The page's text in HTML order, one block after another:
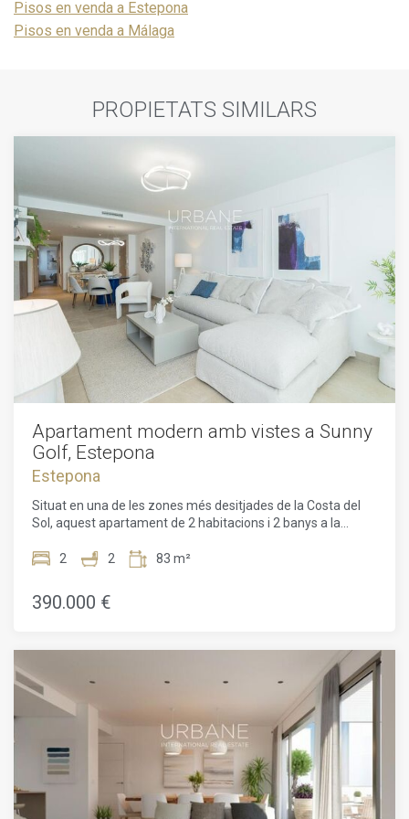
Pisos en venda a Estepona
Pisos en venda a Málaga
PROPIETATS SIMILARS
Apartament modern amb vistes a Sunny
Golf, Estepona
Estepona
Situat en una de les zones més desitjades de la Costa del
Sol, aquest apartament de 2 habitacions i 2 banys a la
única de viure en un entorn idíl·lic. Aquest apartament
un confort òptim. L'espai gaudeix d'acabats d'alta qualitat i
una distribució intel·ligent per maximitzar cada metre
finestres que donen a una terrassa orientada a l'oest. Això
garanteix una il·luminació òptima durant tot el dia i us
permet gaudir de les impressionants postes de sol sobre la
Costa del Sol.El saló espaiós és perfecte per a la relaxació,
amb espai per acollir una zona d'estar còmoda així com una
zona de menjador. La cuina oberta, totalment equipada, és
un autèntic avantatge per aquells que gaudeixen cuinant i
rebent convidats. Disposa de tots els equips moderns
necessaris, incloent-hi una placa vitroceràmica, un forn, un
2 2 83 m²
390.000 €